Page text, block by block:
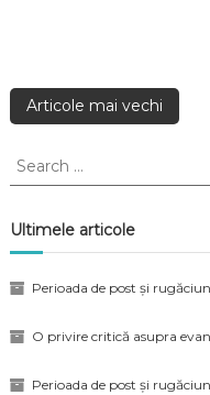
Articole mai vechi
Ultimele articole
Perioada de post și
O privire critică asupra
Perioada de post și